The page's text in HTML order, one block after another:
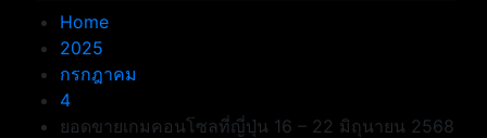
Home
2025
กรกฎาคม
4
ยอดขายเกมคอนโซลที่ญี่ปุ่น 16 – 22 มิถุนายน 2568